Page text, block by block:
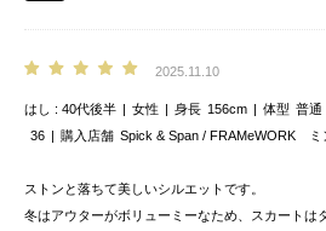
2025.11.10
はし 40代後半 女性 身長 156cm 体型 普通
36
購入店舗 Spick & Span / FRAMeWORK ミ
ストンと落ちて美しいシルエットです。
冬はアウターがボリューミーなため、スカートは